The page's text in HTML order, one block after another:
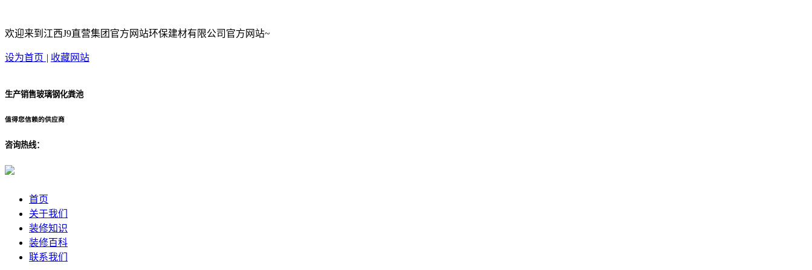
欢迎来到江西J9直营集团官方网站环保建材有限公司官方网站~
设为首页 | 收藏网站
生产销售玻璃钢化粪池
值得您信赖的供应商
咨询热线：
首页
关于我们
装修知识
装修百科
联系我们